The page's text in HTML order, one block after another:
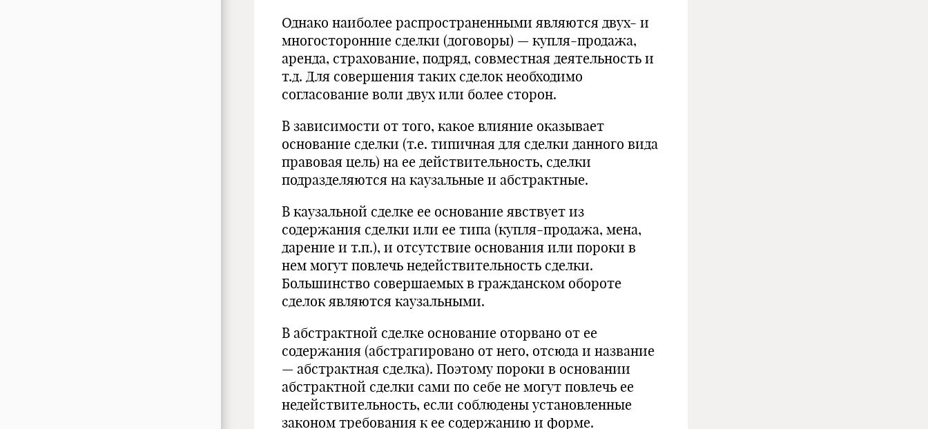
Однако наиболее распространенными являются двух- и
многосторонние сделки (договоры) — купля-продажа,
аренда, страхование, подряд, совместная деятельность и
т.д. Для совершения таких сделок необходимо
согласование воли двух или более сторон.
В зависимости от того, какое влияние оказывает
основание сделки (т.е. типичная для сделки данного вида
правовая цель) на ее действительность, сделки
подразделяются на каузальные и абстрактные.
В каузальной сделке ее основание явствует из
содержания сделки или ее типа (купля-продажа, мена,
дарение и т.п.), и отсутствие основания или пороки в
нем могут повлечь недействительность сделки.
Большинство совершаемых в гражданском обороте
сделок являются каузальными.
В абстрактной сделке основание оторвано от ее
содержания (абстрагировано от него, отсюда и название
— абстрактная сделка). Поэтому пороки в основании
абстрактной сделки сами по себе не могут повлечь ее
недействительность, если соблюдены установленные
законом требования к ее содержанию и форме.